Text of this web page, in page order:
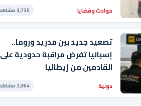
حوادث وقضايا 3,735 مشاهدة
تصعيد جديد بين مدريد وروما..
إسبانيا تفرض مراقبة حدودية على
القادمين من إيطاليا
دولية 2,364 مشاهدة